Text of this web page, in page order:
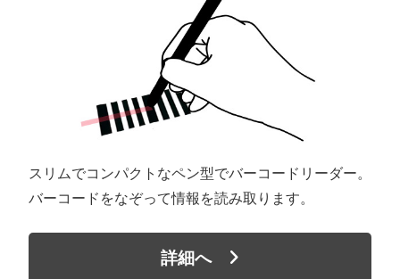
スリムでコンパクトなペン型でバーコードリーダー。
バーコードをなぞって情報を読み取ります。
詳細へ